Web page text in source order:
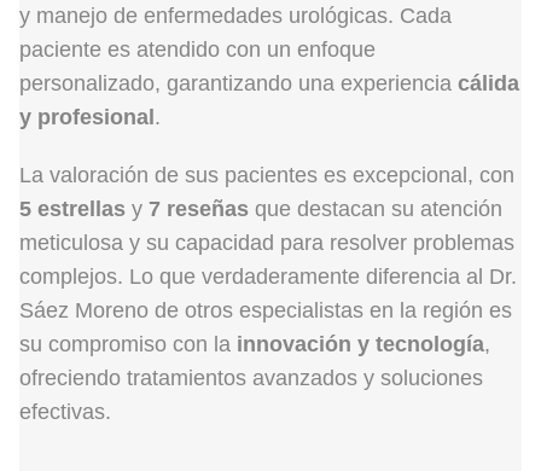
y manejo de enfermedades urológicas. Cada
paciente es atendido con un enfoque
personalizado, garantizando una experiencia cálida
y profesional .
La valoración de sus pacientes es excepcional, con
5 estrellas y 7 reseñas que destacan su atención
meticulosa y su capacidad para resolver problemas
complejos. Lo que verdaderamente diferencia al Dr.
Sáez Moreno de otros especialistas en la región es
su compromiso con la innovación y tecnología,
ofreciendo tratamientos avanzados y soluciones
efectivas.